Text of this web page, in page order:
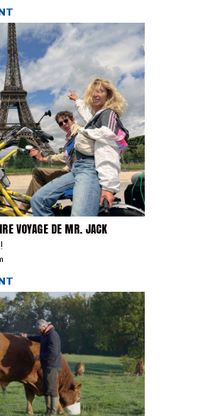
VOYAGE DE MR. JACK